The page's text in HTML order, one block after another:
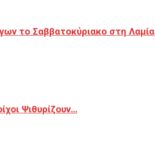
το Σαββατοκύριακο στη Λαμία
Ψιθυρίζουν…